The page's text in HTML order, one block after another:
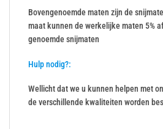
Bovengenoemde maten zijn de
maat kunnen de werkelijke maten 5%
genoemde snijmaten
Hulp nodig?:
Wellicht dat we u kunnen helpen met
de verschillende kwaliteiten worden